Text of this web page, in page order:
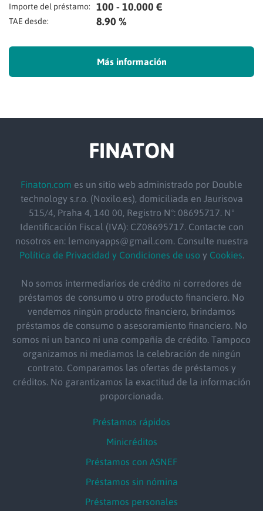
Importe del préstamo: 100 - 10.000 €
TAE desde: 8.90 %
Más información
FINATON
Finaton.com es un sitio web administrado por Double
technology s.r.o. (Noxilo.es), domiciliada en Jaurisova
515/4, Praha 4, 140 00, Registro Nº: 08695717. Nº
Identificación Fiscal (IVA): CZ08695717. Contacte con
nosotros en: lemonyapps@gmail.com. Consulte nuestra
Política de Privacidad y Condiciones de uso y Cookies.
No somos intermediarios de crédito ni corredores de
préstamos de consumo u otro producto financiero. No
vendemos ningún producto financiero, brindamos
préstamos de consumo o asesoramiento financiero. No
somos ni un banco ni una compañía de crédito. Tampoco
organizamos ni mediamos la celebración de ningún
contrato. Comparamos las ofertas de préstamos y
créditos. No garantizamos la exactitud de la información
proporcionada.
Préstamos rápidos
Minicréditos
Préstamos con ASNEF
Préstamos sin nómina
Préstamos personales